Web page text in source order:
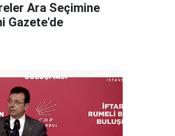
Ara Seçimine
Gazete'de